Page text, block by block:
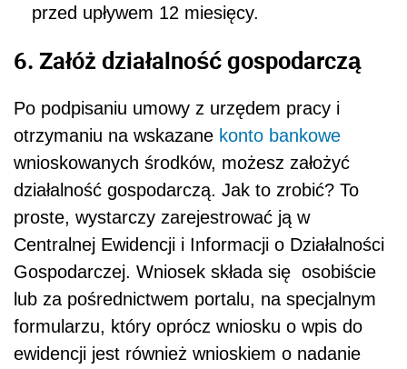
przed upływem 12 miesięcy.
6. Załóż działalność gospodarczą
Po podpisaniu umowy z urzędem pracy i
otrzymaniu na wskazane konto bankowe
wnioskowanych środków, możesz założyć
działalność gospodarczą. Jak to zrobić? To
proste, wystarczy zarejestrować ją w
Centralnej Ewidencji i Informacji o Działalności
Gospodarczej. Wniosek składa się osobiście
lub za pośrednictwem portalu, na specjalnym
formularzu, który oprócz wniosku o wpis do
ewidencji jest również wnioskiem o nadanie